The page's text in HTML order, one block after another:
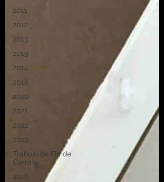
2011
2012
2013
2019
2014
2018
2020
2021
2022
2023
Trabajo de Fin de
Carrera
2016